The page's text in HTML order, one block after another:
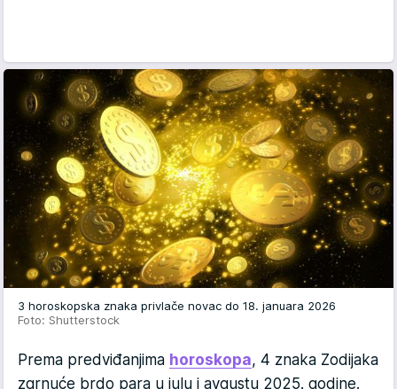
3 horoskopska znaka privlače novac do 18. januara 2026
Foto: Shutterstock
Prema predviđanjima horoskopa, 4 znaka Zodijaka
zgrnuće brdo para u julu i avgustu 2025. godine.